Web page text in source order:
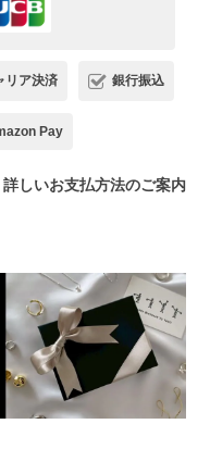
、心よりお待ちしてお
たくさん使わせていただき
をご利用いただき有
痒みや違和感が出て
当店ピアスを使ってい
リア決済 銀行振込
Pay
詳しいお支払方法のご案内